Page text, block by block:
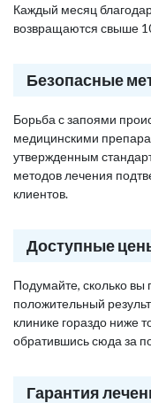
Каждый месяц
возвращаются свыше
Безопасные
Борьба с запоями
медицинскими
утвержденным
методов лечения
клиентов.
Доступные
Подумайте, сколько вы
положительный
клинике гораздо ниже
обратившись сюда за
Гарантия